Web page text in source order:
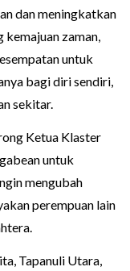
dan meningkatkan
kemajuan zaman,
untuk
bagi diri sendiri,
sekitar.
Ketua Klaster
untuk
mengubah
perempuan lain
Tapanuli Utara,